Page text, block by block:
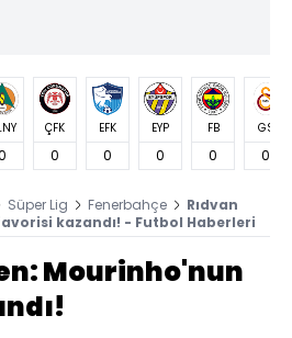
ÇFK
0
EFK
0
EYP
0
FB
0
GS
0
Süper Lig Fenerbahçe
Rıdvan
kazandı! - Futbol Haberleri
Mourinho'nun